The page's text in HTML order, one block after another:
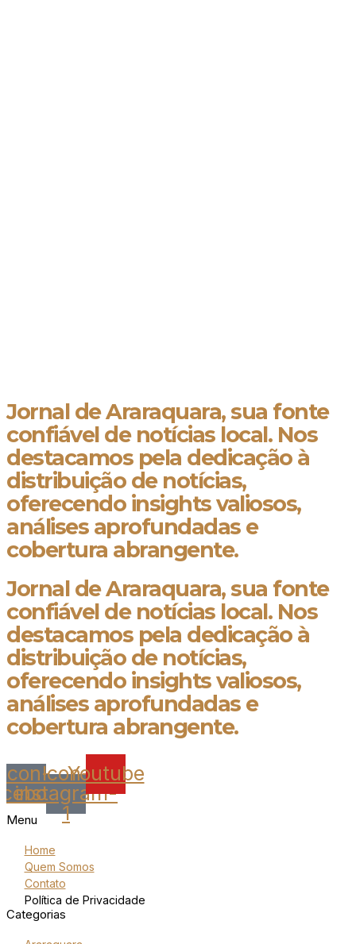
Jornal de Araraquara, sua fonte
confiável de notícias local. Nos
destacamos pela dedicação à
distribuição de notícias,
oferecendo insights valiosos,
análises aprofundadas e
cobertura abrangente.
Jornal de Araraquara, sua fonte
confiável de notícias local. Nos
destacamos pela dedicação à
distribuição de notícias,
oferecendo insights valiosos,
análises aprofundadas e
cobertura abrangente.
Icon-Icon-
instagram-
1
Youtube
Menu
Home
Quem Somos
Contato
Política de Privacidade
Categorias